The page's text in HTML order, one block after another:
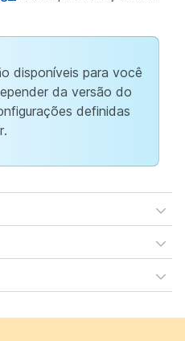
disponíveis para você
da versão do
definidas